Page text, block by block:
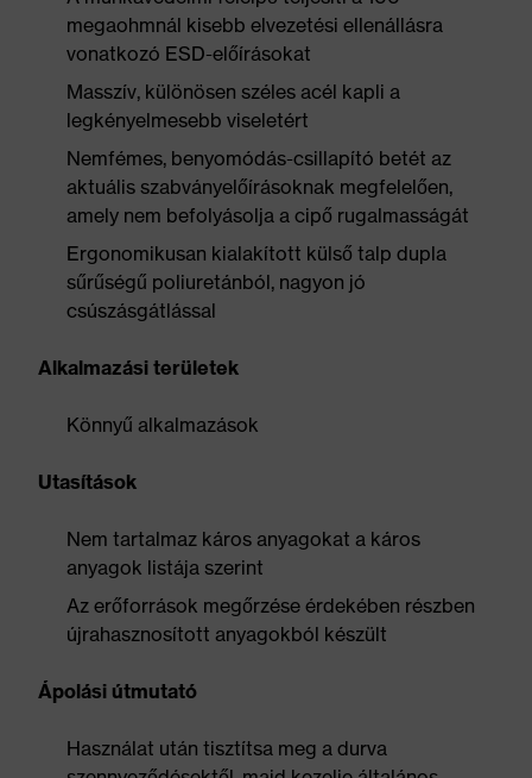
megaohmnál kisebb elvezetési ellenállásra
vonatkozó ESD-előírásokat
Masszív, különösen széles acél kapli a
legkényelmesebb viseletért
Nemfémes, benyomódás-csillapító betét az
aktuális szabványelőírásoknak megfelelően,
amely nem befolyásolja a cipő rugalmasságát
Ergonomikusan kialakított külső talp dupla
sűrűségű poliuretánból, nagyon jó
csúszásgátlással
Alkalmazási területek
Könnyű alkalmazások
Utasítások
Nem tartalmaz káros anyagokat a káros
anyagok listája szerint
Az erőforrások megőrzése érdekében részben
újrahasznosított anyagokból készült
Ápolási útmutató
Használat után tisztítsa meg a durva